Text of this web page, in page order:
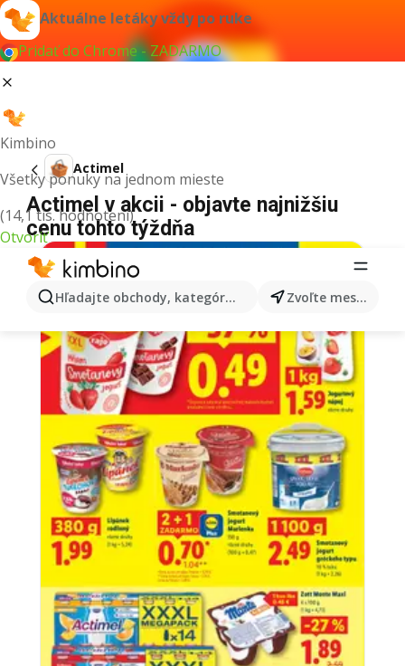
Aktuálne letáky vždy po ruke
Pridať do Chrome - ZADARMO
Kimbino
Všetky ponuky na jednom mieste
(14,1 tis. hodnotení)
Otvoriť
Hľadajte obchody, kategórie, produkty... Zvoľte mesto
Actimel
Actimel v akcii - objavte najnižšiu
cenu tohto týždňa